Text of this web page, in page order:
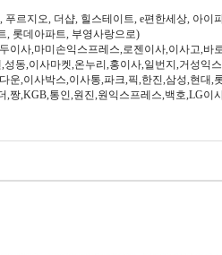
르지오, 더샵, 힐스테이트, e편한세상, 아이
, 롯데아파트, 부영사랑으로)
이사,마미손익스프레스,로젠이사,이사고,바
동,이사마켓,온누리,홍이사,일번지,거성익
운,이사박스,이사통,파크,픽,한진,삼성,현대,
,짱,KGB,통인,원진,원익스프레스,백호,LG